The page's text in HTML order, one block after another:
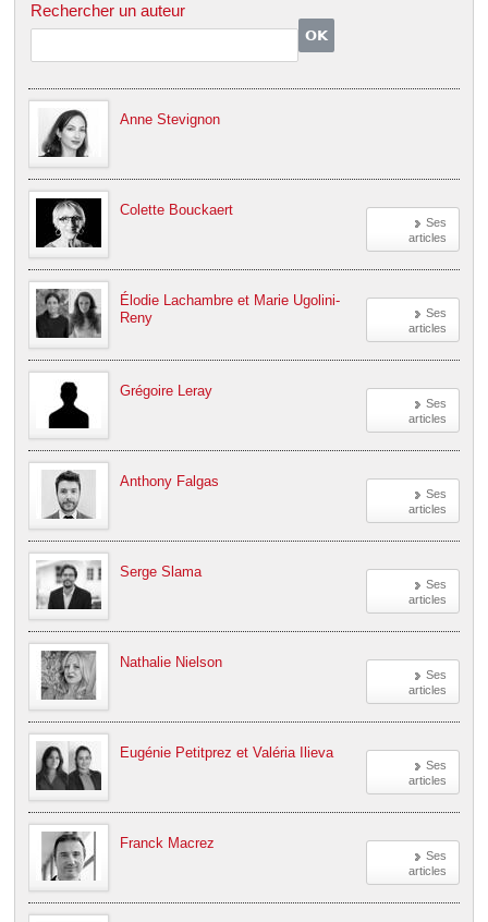
Rechercher un auteur
Anne Stevignon
Ses
articles
Colette Bouckaert
Ses
articles
Élodie Lachambre et Marie Ugolini-
Reny
Ses
articles
Grégoire Leray
Ses
articles
Anthony Falgas
Ses
articles
Serge Slama
Ses
articles
Nathalie Nielson
Ses
articles
Eugénie Petitprez et Valéria Ilieva
Ses
articles
Franck Macrez